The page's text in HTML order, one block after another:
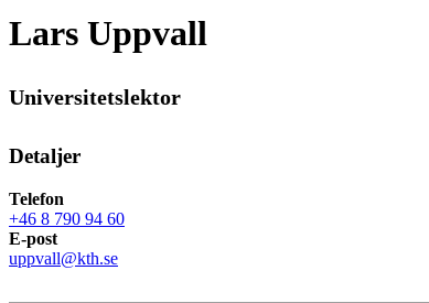
Lars Uppvall
Universitetslektor
Detaljer
Telefon
+46 8 790 94 60
E-post
uppvall@kth.se